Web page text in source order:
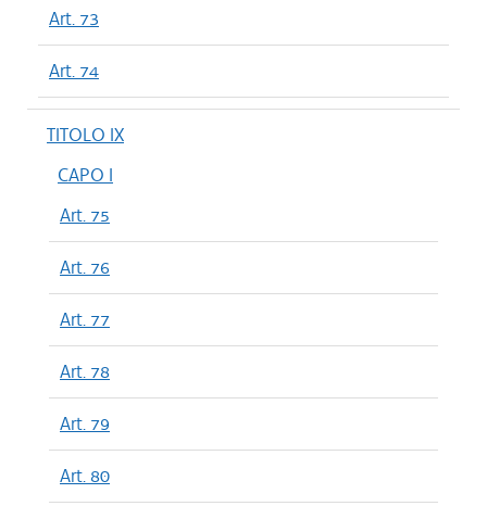
Art. 73
Art. 74
TITOLO IX
CAPO I
Art. 75
Art. 76
Art. 77
Art. 78
Art. 79
Art. 80